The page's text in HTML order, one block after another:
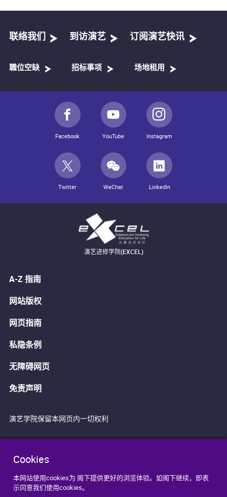
Cookies
本网站使用cookies为 阁下提供更好的浏览体验。如阁下继续，即表
示同意我们使用cookies。
联络我们 到访演艺 订阅演艺快讯
職位空缺 招标事项 场地租用
Facebook YouTube Instagram
Twitter WeChat LinkedIn
演艺进修学院(EXCEL)
A-Z 指南
网站版权
网页指南
私隐条例
无障碍网页
免责声明
演艺学院保留本网页内一切权利